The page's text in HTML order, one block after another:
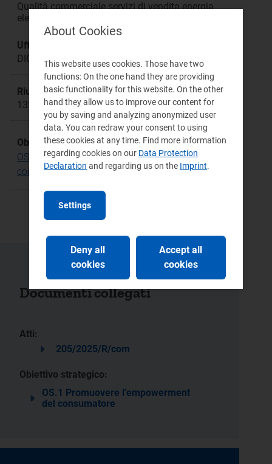
Qualità commerciale servizi di vendita energia
elettrica e gas naturale
Ufficio responsabile:
DICU
Riunione:
1321
Obiettivo Strategico:
OS.1 Promuovere l'empowerment del
consumatore
Documenti collegati
Atti:
205/2025/R/com
Obiettivo strategico:
OS.1 Promuovere l'empowerment
del consumatore
About Cookies
This website uses cookies. Those have two
functions: On the one hand they are providing
basic functionality for this website. On the other
hand they allow us to improve our content for
you by saving and analyzing anonymized user
data. You can redraw your consent to using
these cookies at any time. Find more information
regarding cookies on our Data Protection
Declaration and regarding us on the Imprint.
Settings
Deny all
cookies
Accept all
cookies